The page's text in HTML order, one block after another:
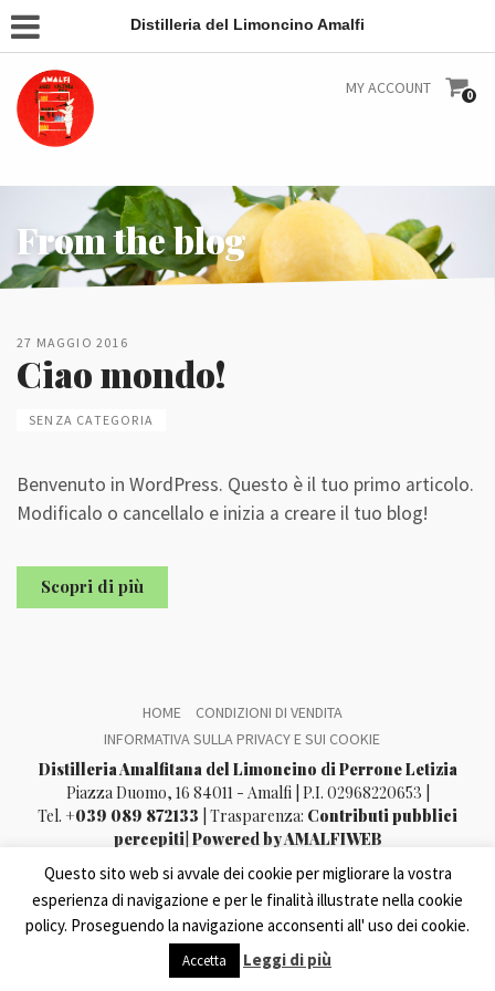
Distilleria del Limoncino Amalfi
MY ACCOUNT 0
From the blog
27 MAGGIO 2016
Ciao mondo!
SENZA CATEGORIA
Benvenuto in WordPress. Questo è il tuo primo articolo.
Modificalo o cancellalo e inizia a creare il tuo blog!
Scopri di più
HOME
CONDIZIONI DI VENDITA
INFORMATIVA SULLA PRIVACY E SUI COOKIE
Distilleria Amalfitana del Limoncino di Perrone Letizia
Piazza Duomo, 16 84011 - Amalfi | P.I. 02968220653 |
Tel. +039 089 872133 | Trasparenza: Contributi pubblici
percepiti| Powered by AMALFIWEB
Questo sito web si avvale dei cookie per migliorare la vostra
esperienza di navigazione e per le finalità illustrate nella cookie
policy. Proseguendo la navigazione acconsenti all' uso dei cookie.
Accetta Leggi di più